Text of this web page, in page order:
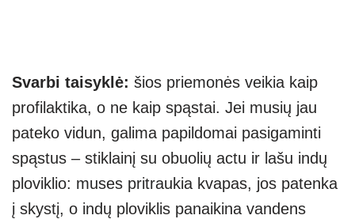
Svarbi taisyklė: šios priemonės veikia kaip
profilaktika, o ne kaip spąstai. Jei musių jau
pateko vidun, galima papildomai pasigaminti
spąstus – stiklainį su obuolių actu ir lašu indų
ploviklio: muses pritraukia kvapas, jos patenka
į skystį, o indų ploviklis panaikina vandens